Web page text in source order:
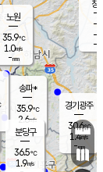
경기광주
30.6℃
1.4m/s
-mm
창
-
-m/
-
노원
35.9℃
1.0m/s
-mm
송파*
35.9℃
2.6m/s
-mm
분당구
36.5℃
1.9m/s